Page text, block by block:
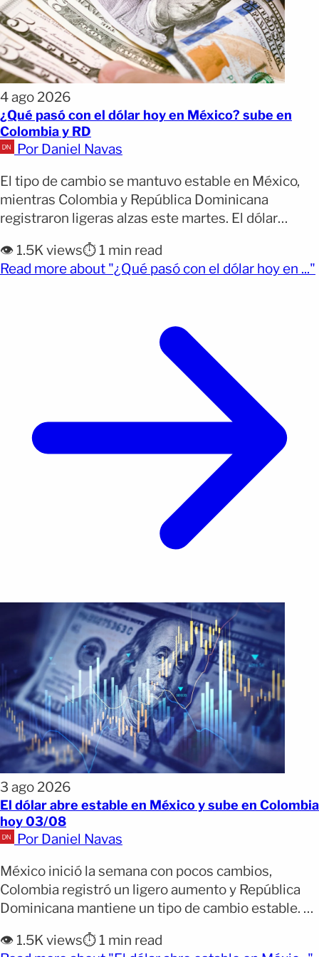
4 ago 2026
¿Qué pasó con el dólar hoy en México? sube en
Colombia y RD
Por Daniel Navas
El tipo de cambio se mantuvo estable en México,
mientras Colombia y República Dominicana
registraron ligeras alzas este martes. El dólar
América Latina. Mientras México prácticamente se
mantuvo estable, Colombia registró un aumento
👁️ 1.5K views⏱️ 1 min read
Read more about "¿Qué pasó con el dólar hoy en ..."
3 ago 2026
El dólar abre estable en México y sube en Colombia
hoy 03/08
Por Daniel Navas
México inició la semana con pocos cambios,
Colombia registró un ligero aumento y República
Dominicana mantiene un tipo de cambio estable. El
estable en buena parte de América Latina. México y
👁️ 1.5K views⏱️ 1 min read